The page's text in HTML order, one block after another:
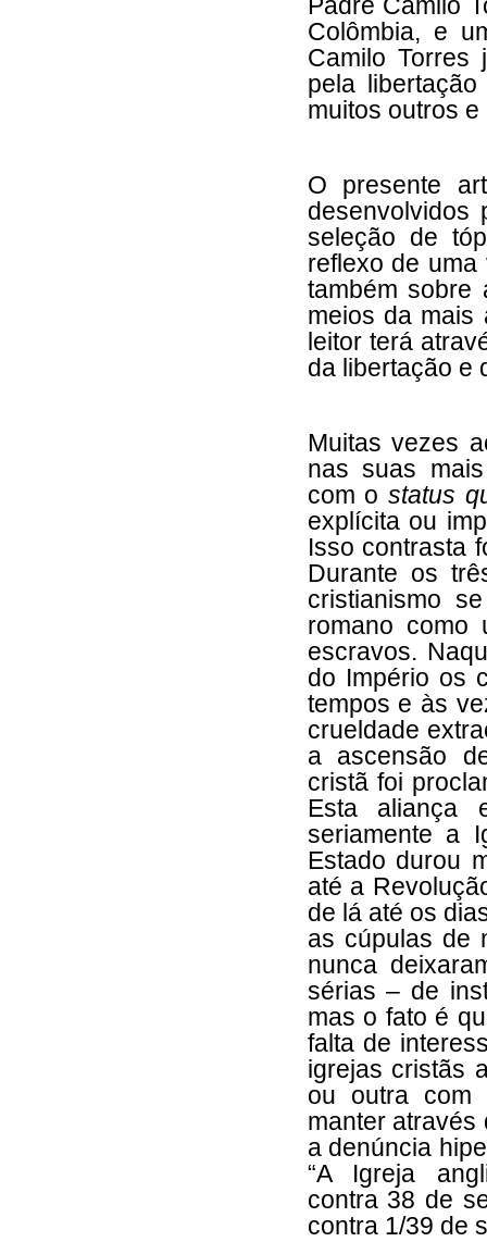
Padre Camilo
Colômbia, e
Camilo Torres
pela
muitos outros
O presente
desenvolvidos
seleção de
reflexo de
também sobre
meios da mais
leitor terá
da libertação e
Muitas vezes
nas suas
com ostatus
explícita ou
Isso contrasta
Durante os
cristianismo
romano como
escravos.
do Império os
tempos e às
crueldade
a ascensão
cristã foi
Esta aliança
seriamente a
Estado durou
até a
de lá até os
as cúpulas de
nunca
sérias – de
mas o fato é
falta de
igrejas cristãs
ou outra
manter através
a denúncia
“A Igreja
contra 38 de
contra 1/39 de